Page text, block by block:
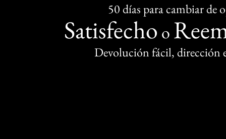
50 días para cambiar de
Satisfecho o
Devolución fácil, dirección